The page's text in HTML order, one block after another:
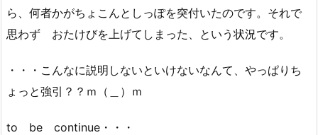
ら、何者かがちょこんとしっぽを突付いたのです。それで
思わず おたけびを上げてしまった、という状況です。
・・・こんなに説明しないといけないなんて、やっぱりち
ょっと強引？？ｍ（＿）ｍ
to be continue・・・